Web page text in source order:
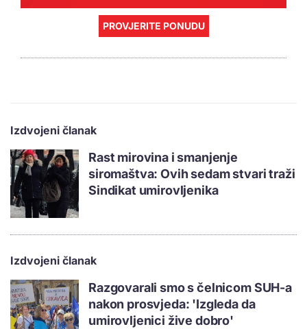
PROVJERITE PONUDU
Izdvojeni članak
Rast mirovina i smanjenje
siromaštva: Ovih sedam stvari traži
Sindikat umirovljenika
Izdvojeni članak
Razgovarali smo s čelnicom SUH-a
nakon prosvjeda: 'Izgleda da
umirovljenici žive dobro'